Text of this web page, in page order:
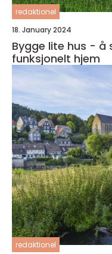
redaktionel
18. January 2024
Bygge lite hus -
funksjonelt hjem
redaktionel